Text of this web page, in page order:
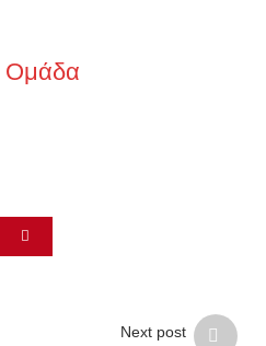
Ομάδα
Next post